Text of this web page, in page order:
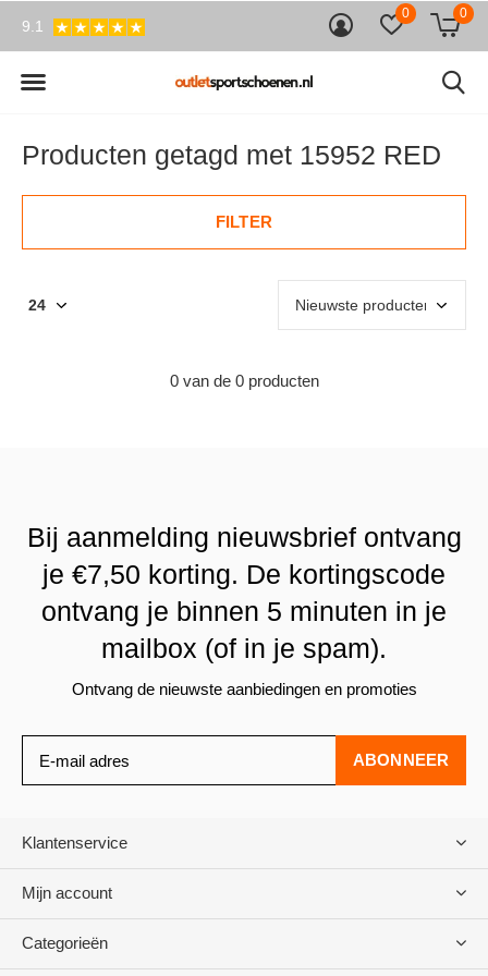
0 0
9.1
Producten getagd met 15952 RED
FILTER
0 van de 0 producten
Bij aanmelding nieuwsbrief ontvang
je €7,50 korting. De kortingscode
ontvang je binnen 5 minuten in je
mailbox (of in je spam).
Ontvang de nieuwste aanbiedingen en promoties
ABONNEER
Klantenservice
Mijn account
Categorieën